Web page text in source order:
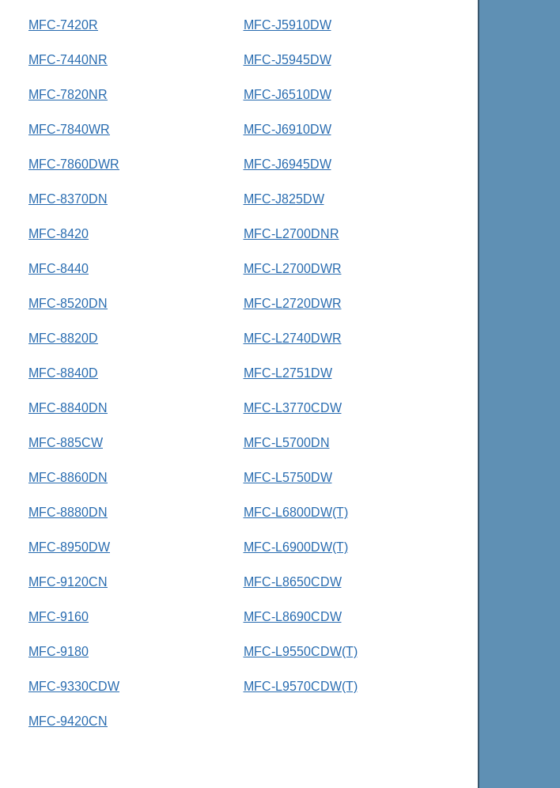
MFC-7420R
MFC-7440NR
MFC-7820NR
MFC-7840WR
MFC-7860DWR
MFC-8370DN
MFC-8420
MFC-8440
MFC-8520DN
MFC-8820D
MFC-8840D
MFC-8840DN
MFC-885CW
MFC-8860DN
MFC-8880DN
MFC-8950DW
MFC-9120CN
MFC-9160
MFC-9180
MFC-9330CDW
MFC-9420CN
MFC-J5910DW
MFC-J5945DW
MFC-J6510DW
MFC-J6910DW
MFC-J6945DW
MFC-J825DW
MFC-L2700DNR
MFC-L2700DWR
MFC-L2720DWR
MFC-L2740DWR
MFC-L2751DW
MFC-L3770CDW
MFC-L5700DN
MFC-L5750DW
MFC-L6800DW(T)
MFC-L6900DW(T)
MFC-L8650CDW
MFC-L8690CDW
MFC-L9550CDW(T)
MFC-L9570CDW(T)